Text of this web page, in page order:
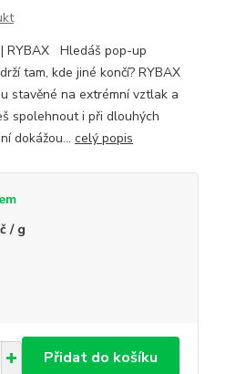
RYBAX Hledáš pop-up
tam, kde jiné končí? RYBAX
stavěné na extrémní vztlak a
spolehnout i při dlouhých
dokážou... celý popis
/ g
Přidat do košíku